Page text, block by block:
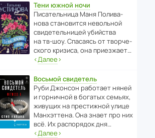
Тени южной ночи
Писа­тель­ница Маня Поли­ва­
нова стано­вится невольной
свиде­тель­ницей убийства
на тв-шоу. Спасаясь от твор­че­
с­кого кризиса, она приезжает…
‹Далее›
Восьмой свидетель
Руби Джонсон рабо­тает няней
и горни­чной в богатых семьях,
живущих на прес­ти­жной улице
Манх­эт­тена. Она знает про них
всё. Их распо­рядок дня…
‹Далее›